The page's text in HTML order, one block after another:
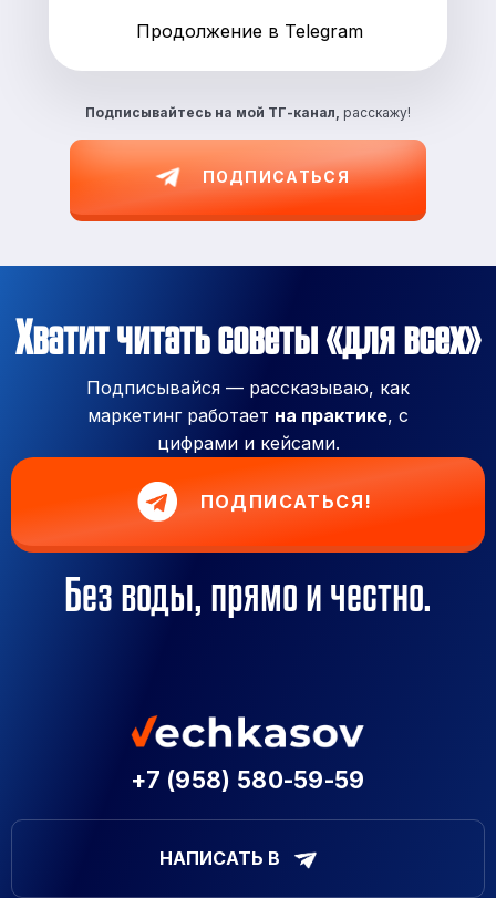
Подписывайтесь на мой ТГ-канал, расскажу!
ПОДПИСАТЬСЯ
Продолжение в Telegram
Хватит читать советы «для всех»
Подписывайся — рассказываю, как
маркетинг работает на практике, с
цифрами и кейсами.
ПОДПИСАТЬСЯ!
Без воды, прямо и честно.
+7 (958) 580-59-59
НАПИСАТЬ В